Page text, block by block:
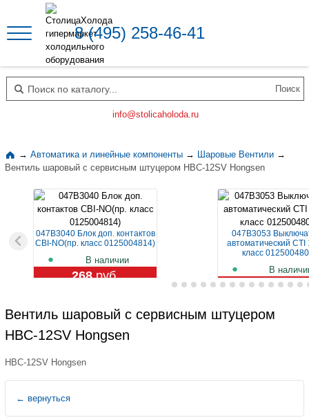
8 (495) 258-46-41
Поиск по каталогу
info@stolicaholoda.ru
→ Автоматика и линейные компоненты → Шаровые Вентили →
Вентиль шаровый с сервисным штуцером HBC-12SV Hongsen
047B3040 Блок доп. контактов
CBI-NO(пр. класс 0125004814)
В наличии
268руб.
047B3053
автоматический CTI
класс
В
1 109 руб.
Вентиль шаровый с сервисным штуцером
HBC-12SV Hongsen
HBC-12SV Hongsen
← вернуться